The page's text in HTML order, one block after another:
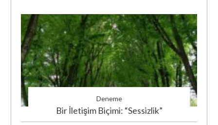
Deneme
Bir İletişim Biçimi: “Sessizlik”